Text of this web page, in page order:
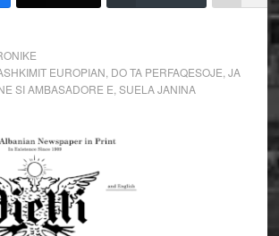
EUROPIAN DO TA PERFAQESOJE JA
SI AMBASADORE E SUELA JANINA